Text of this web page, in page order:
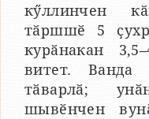
кӳллинчен
тӑршшӗ 5
курӑнакан
витет.
тӑварлӑ;
шывӗнчен